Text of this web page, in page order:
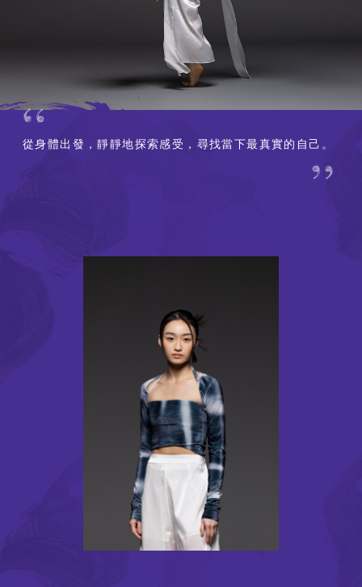
從身體出發，靜靜地探索感受，尋找當下最真實的自己。